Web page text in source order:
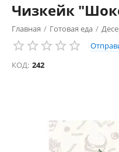
Чизкейк
Главная / Готовая еда /
КОД: 242